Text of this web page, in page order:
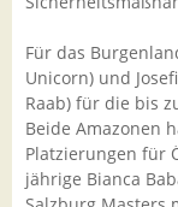
Für das
Unicorn) und
Raab) für die bis
Beide Amazonen
Platzierungen für
jährige Bianca